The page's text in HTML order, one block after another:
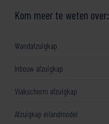
Kom meer te weten over:
Wandafzuigkap
Inbouw afzuigkap
Vlakscherm afzuigkap
Afzuigkap eilandmodel